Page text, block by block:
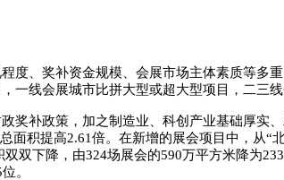
度、奖补资金规模、会展市场主体素质等
线会展城市比拼大型或超大型项目，二三
奖补政策，加之制造业、科创产业基础厚实
面积提高2.61倍。在新增的展会项目中，从
双下降，由324场展会的590万平方米降为
。